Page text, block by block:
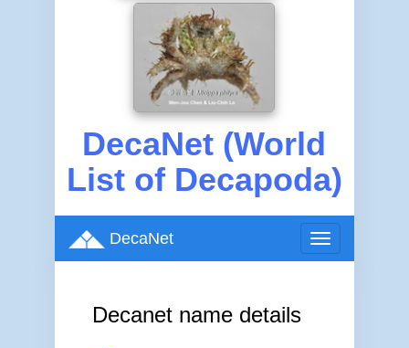
DecaNet (World
List of Decapoda)
Toggle
navigation
DecaNet
Decanet name details